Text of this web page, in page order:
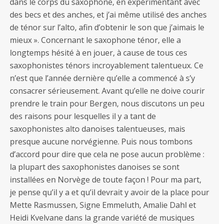
des becs et des anches, et j’ai même utilisé des anches
de ténor sur l’alto, afin d’obtenir le son que j’aimais le
mieux ». Concernant le saxophone ténor, elle a
longtemps hésité à en jouer, à cause de tous ces
saxophonistes ténors incroyablement talentueux. Ce
n’est que l’année dernière qu’elle a commencé à s’y
consacrer sérieusement. Avant qu’elle ne doive courir
prendre le train pour Bergen, nous discutons un peu
des raisons pour lesquelles il y a tant de
saxophonistes alto danoises talentueuses, mais
presque aucune norvégienne. Puis nous tombons
d’accord pour dire que cela ne pose aucun problème :
la plupart des saxophonistes danoises se sont
installées en Norvège de toute façon ! Pour ma part,
je pense qu’il y a et qu’il devrait y avoir de la place pour
Mette Rasmussen, Signe Emmeluth, Amalie Dahl et
Heidi Kvelvane dans la grande variété de musiques